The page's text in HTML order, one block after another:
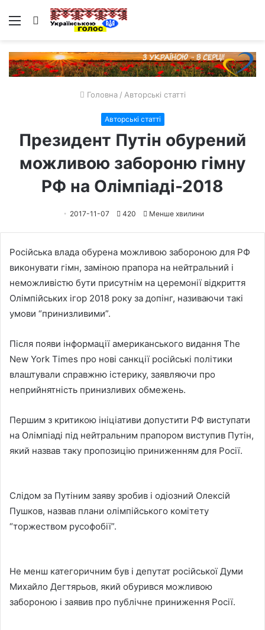
Меню Пошук
Головна / Авторські статті
Авторські статті
Президент Путін обурений
можливою забороню гімну
РФ на Олімпіаді-2018
2017-11-07 420 Менше хвилини
Російська влада обурена можливою забороною для РФ
виконувати гімн, заміною прапора на нейтральний і
неможливістю бути присутнім на церемонії відкриття
Олімпійських ігор 2018 року за допінг, називаючи такі
умови “принизливими”.
Після появи інформації американського видання The
New York Times про нові санкції російські політики
влаштували справжню істерику, заявляючи про
неприйнятність принизливих обмежень.
Першим з критикою ініціативи допустити РФ виступати
на Олімпіаді під нейтральним прапором виступив Путін,
який назвав таку пропозицію приниженням для Росії.
Слідом за Путіним заяву зробив і одіозний Олексій
Пушков, назвав плани олімпійського комітету
“торжеством русофобії”.
Не менш категоричним був і депутат російської Думи
Михайло Дегтярьов, який обурився можливою
забороною і заявив про публічне приниження Росії.